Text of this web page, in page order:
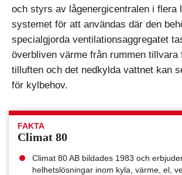
och styrs av lågenergicent­ralen i flera
systemet för att användas där den
specialgjorda ventilationsaggregatet
överbliven värme från rummen tillvara
tilluften och det nedkylda vattnet kan
för kylbehov.
FAKTA
Climat 80
Climat 80 AB bildades 1983 och
helhetslösningar inom kyla, värme, el,